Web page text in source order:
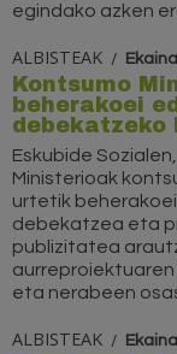
egindako azken
ALBISTEAK
Kontsumo
beherakoei
debekatzeko
Eskubide
Ministerioak
urtetik
debekatzea eta
publizitatea
aurreproiektuaren
eta nerabeen
ALBISTEAK